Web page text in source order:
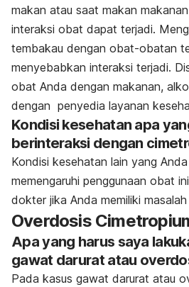
makan atau saat makan
interaksi obat dapat terjadi.
tembakau dengan obat-obatan
menyebabkan interaksi terjadi.
obat Anda dengan makanan,
dengan penyedia layanan
Kondisi kesehatan apa
berinteraksi dengan
Kondisi kesehatan lain yang
memengaruhi penggunaan obat
dokter jika Anda memiliki
Overdosis
Apa yang harus saya
gawat darurat atau
Pada kasus gawat darurat atau